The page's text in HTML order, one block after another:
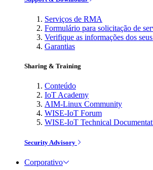
Serviços de RMA
Formulário para solicitação de
Verifique as informações dos
Garantias
Sharing & Training
Conteúdo
IoT Academy
AIM-Linux Community
WISE-IoT Forum
WISE-IoT Technical
Security Advisory
Corporativo